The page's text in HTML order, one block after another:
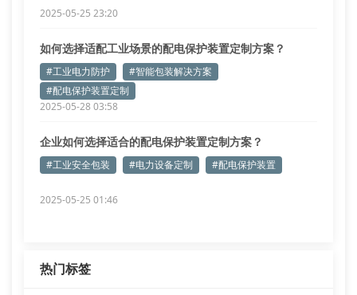
2025-05-25 23:20
如何选择适配工业场景的配电保护装置定制方案？
#工业电力防护
#智能包装解决方案
#配电保护装置定制
2025-05-28 03:58
企业如何选择适合的配电保护装置定制方案？
#工业安全包装 #电力设备定制 #配电保护装置
2025-05-25 01:46
热门标签